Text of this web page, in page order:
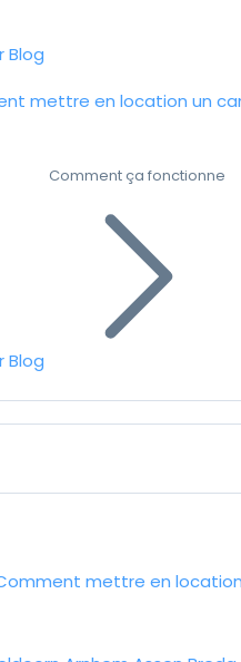
Blog
mettre en location un
Blog
Comment ça fonctionne
mettre en